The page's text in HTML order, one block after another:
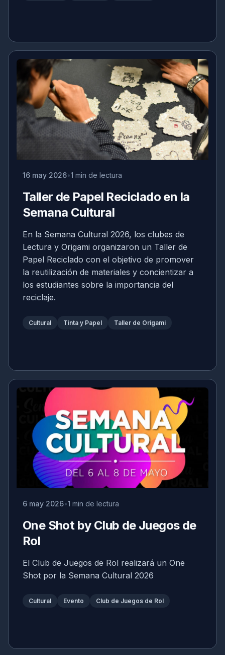
16 may 2026 1 min de lectura
Taller de Papel Reciclado en la
Semana Cultural
En la Semana Cultural 2026, los clubes de
Lectura y Origami organizaron un Taller de
Papel Reciclado con el objetivo de promover
la reutilización de materiales y concientizar a
los estudiantes sobre la importancia del
reciclaje.
Cultural Tinta y Papel Taller de Origami
6 may 2026 1 min de lectura
One Shot by Club de Juegos de
Rol
El Club de Juegos de Rol realizará un One
Shot por la Semana Cultural 2026
Cultural Evento Club de Juegos de Rol